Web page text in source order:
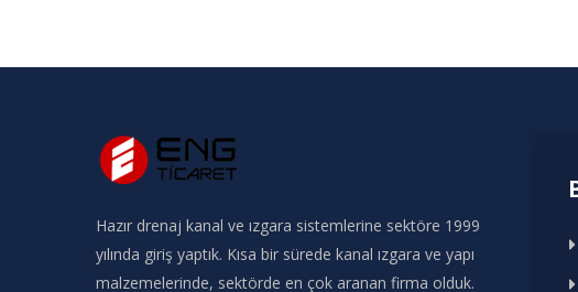
Hazır drenaj kanal ve ızgara sistemlerine sektöre 1999
yılında giriş yaptık. Kısa bir sürede kanal ızgara ve yapı
malzemelerinde, sektörde en çok aranan firma olduk.